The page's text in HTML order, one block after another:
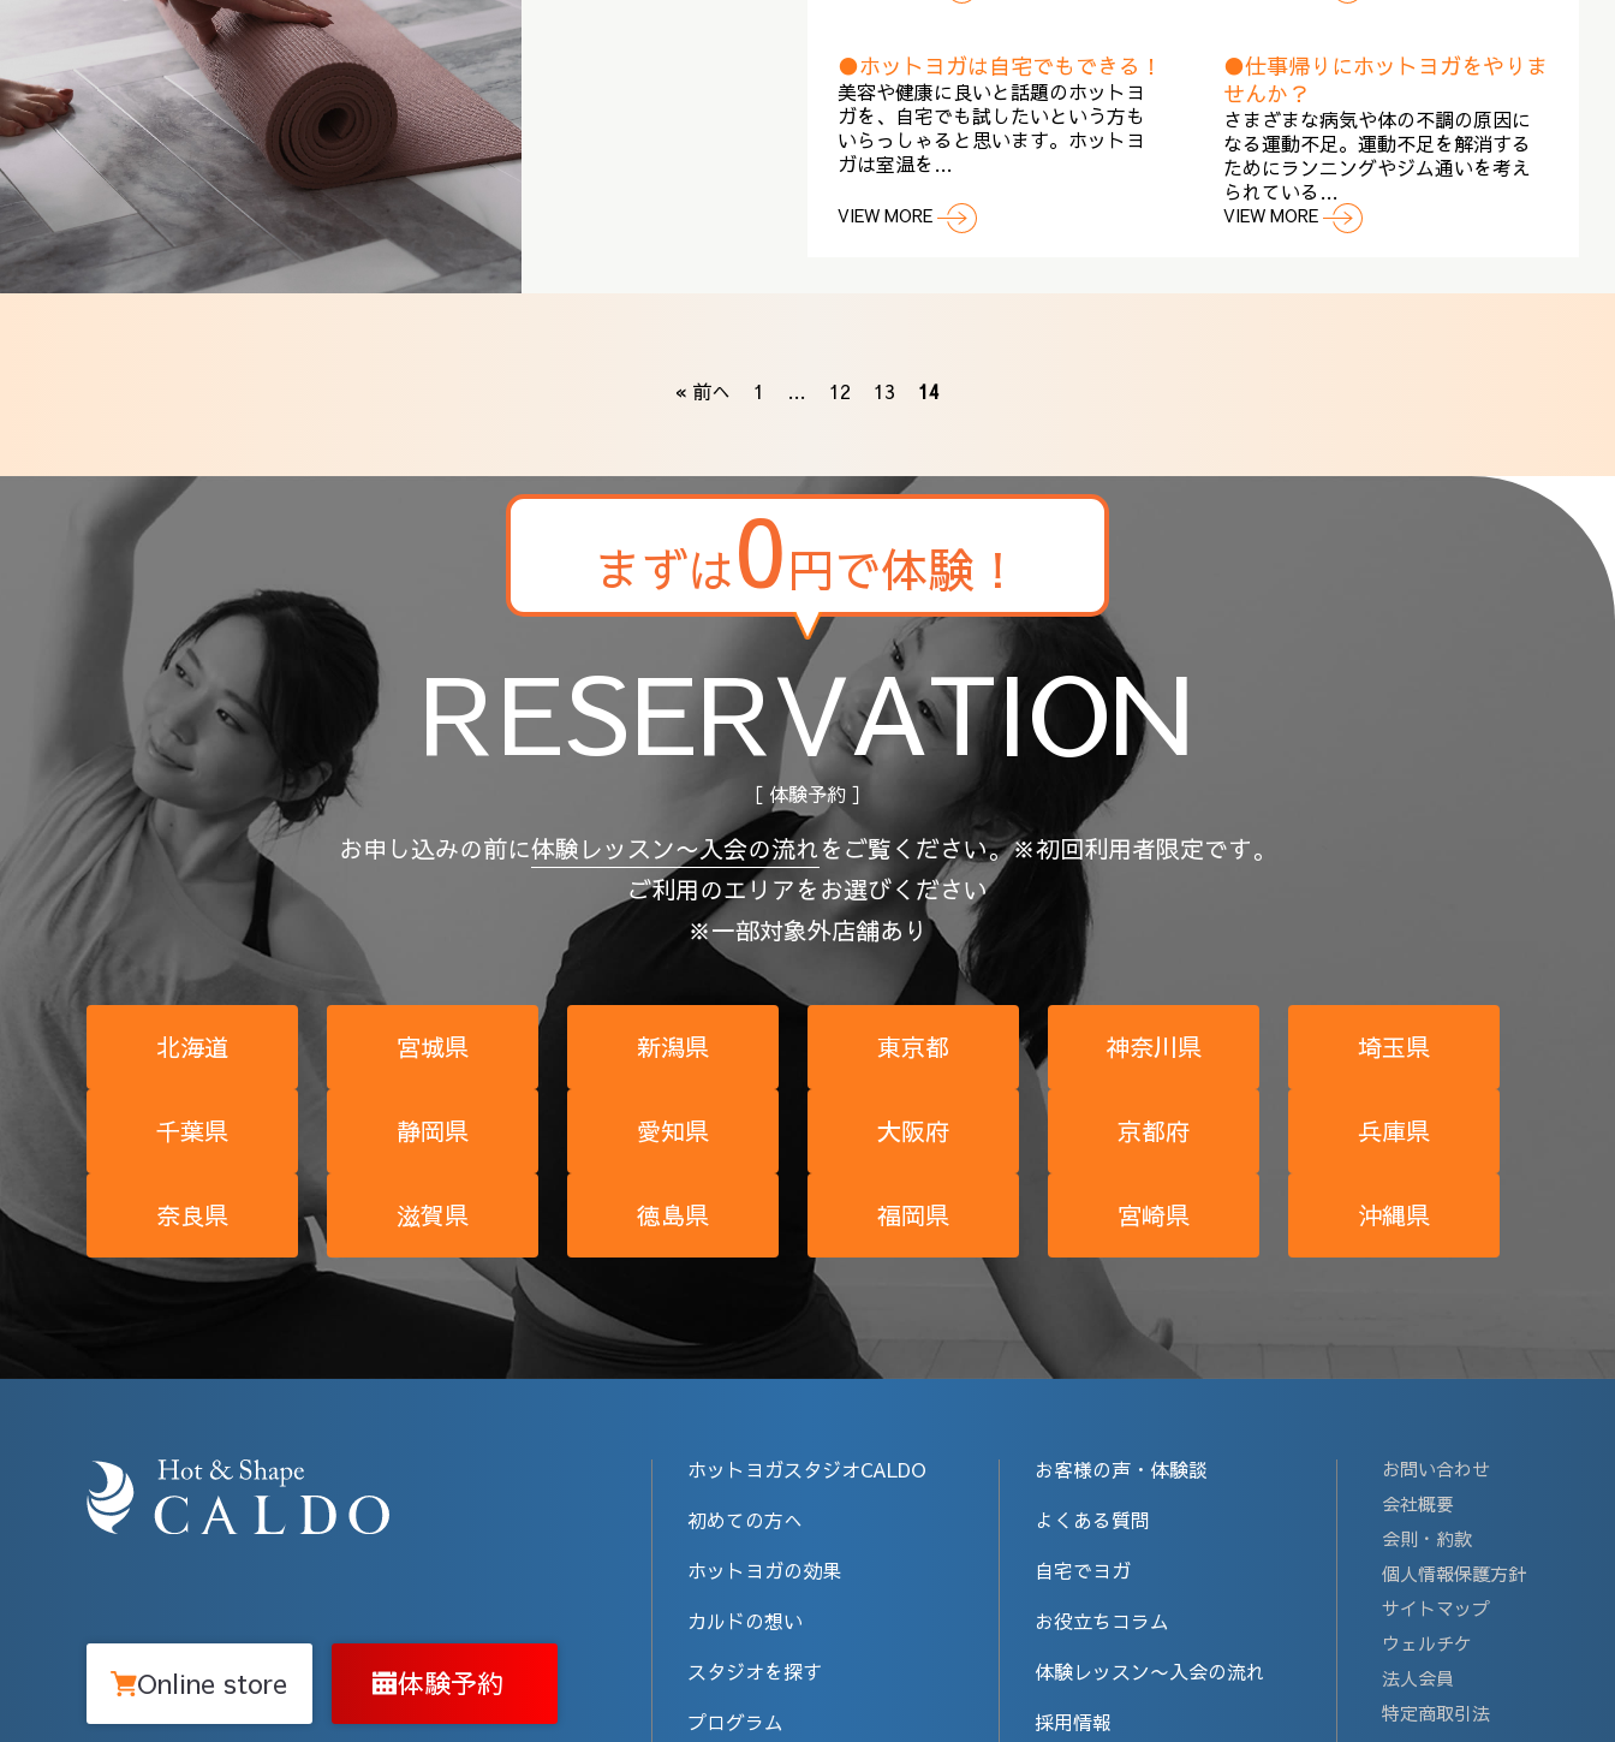
●ホットヨガは自宅でもできる！
美容や健康に良いと話題のホットヨ
ガを、自宅でも試したいという方も
いらっしゃると思います。ホットヨ
ガは室温を…
VIEW MORE
●仕事帰りにホットヨガをやりま
せんか？
さまざまな病気や体の不調の原因に
なる運動不足。運動不足を解消する
ためにランニングやジム通いを考え
られている…
VIEW MORE
« 前へ 1 … 12 13 14
まずは0円で体験！
RESERVATION
［ 体験予約 ］
お申し込みの前に体験レッスン〜入会の流れをご覧ください。※初回利用者限定です。
ご利用のエリアをお選びください
※一部対象外店舗あり
北海道 宮城県 新潟県 東京都 神奈川県 埼玉県
千葉県 静岡県 愛知県 大阪府 京都府 兵庫県
奈良県 滋賀県 徳島県 福岡県 宮崎県 沖縄県
Online store 体験予約
ホットヨガスタジオCALDO
初めての方へ
ホットヨガの効果
カルドの想い
スタジオを探す
プログラム
お客様の声・体験談
よくある質問
自宅でヨガ
お役立ちコラム
体験レッスン〜入会の流れ
採用情報
お問い合わせ
会社概要
会則・約款
個人情報保護方針
サイトマップ
ウェルチケ
法人会員
特定商取引法